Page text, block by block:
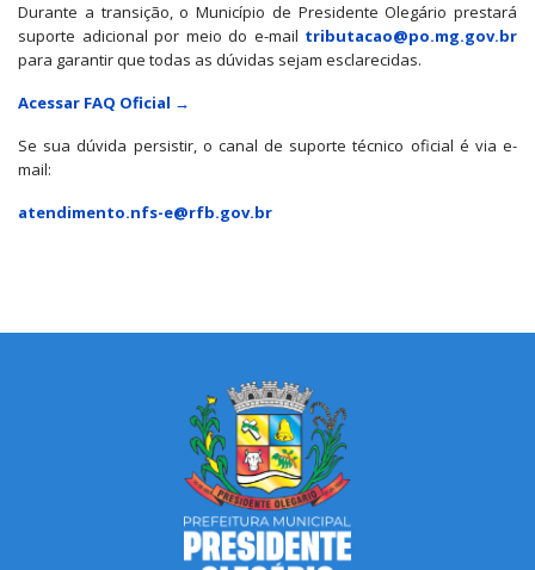
Durante a transição, o Município de Presidente Olegário prestará
suporte adicional por meio do e-mail tributacao@po.mg.gov.br
para garantir que todas as dúvidas sejam esclarecidas.
Acessar FAQ Oficial →
Se sua dúvida persistir, o canal de suporte técnico oficial é via e-
mail:
atendimento.nfs-e@rfb.gov.br